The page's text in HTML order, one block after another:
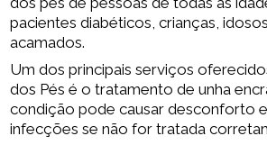
pacientes diabéticos, crianças,
acamados.
Um dos principais serviços
dos Pés é o tratamento de unha
condição pode causar desconforto
infecções se não for tratada